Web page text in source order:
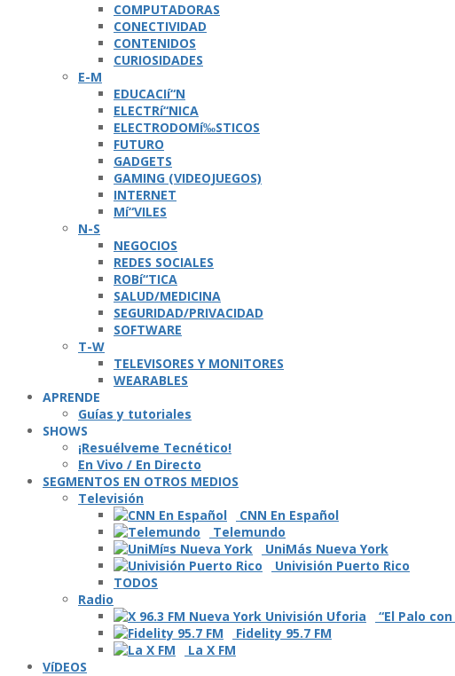
COMPUTADORAS
CONECTIVIDAD
CONTENIDOS
CURIOSIDADES
E-M
EDUCACIí“N
ELECTRí“NICA
ELECTRODOMí‰STICOS
FUTURO
GADGETS
GAMING (VIDEOJUEGOS)
INTERNET
Mí“VILES
N-S
NEGOCIOS
REDES SOCIALES
ROBí“TICA
SALUD/MEDICINA
SEGURIDAD/PRIVACIDAD
SOFTWARE
T-W
TELEVISORES Y MONITORES
WEARABLES
APRENDE
Guí­as y tutoriales
SHOWS
¡Resuélveme Tecnético!
En Vivo / En Directo
SEGMENTOS EN OTROS MEDIOS
Televisión
CNN En Español
Telemundo
UniMás Nueva York
Univisión Puerto Rico
TODOS
Radio
“El Palo con
Fidelity 95.7 FM
La X FM
VíDEOS